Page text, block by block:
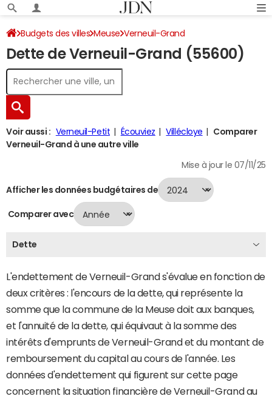
Budgets des villes Meuse Verneuil-Grand
Dette au 31/12/2024
Dette de Verneuil-Grand (55600)
Voir aussi : Verneuil-Petit Écouviez Villécloye
Comparer
Verneuil-Grand à une autre ville
Mise à jour le 07/11/25
Afficher les données budgétaires de
Comparer avec
Dette
L'endettement de Verneuil-Grand s'évalue en fonction de
deux critères : l'encours de la dette, qui représente la
somme que la commune de la Meuse doit aux banques,
et l'annuité de la dette, qui équivaut à la somme des
intérêts d'emprunts de Verneuil-Grand et du montant de
remboursement du capital au cours de l'année. Les
données d'endettement qui figurent sur cette page
concernent la situation financière de Verneuil-Grand au